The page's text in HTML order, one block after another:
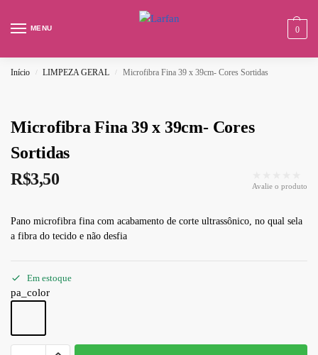
MENU 0
Início / LIMPEZA GERAL / Microfibra Fina 39 x 39cm- Cores Sortidas
Microfibra Fina 39 x 39cm- Cores
Sortidas
R$3,50 Avalie o produto
Pano microfibra fina com acabamento de corte ultrassônico, no qual sela
a fibra do tecido e não desfia
Em estoque
pa_color